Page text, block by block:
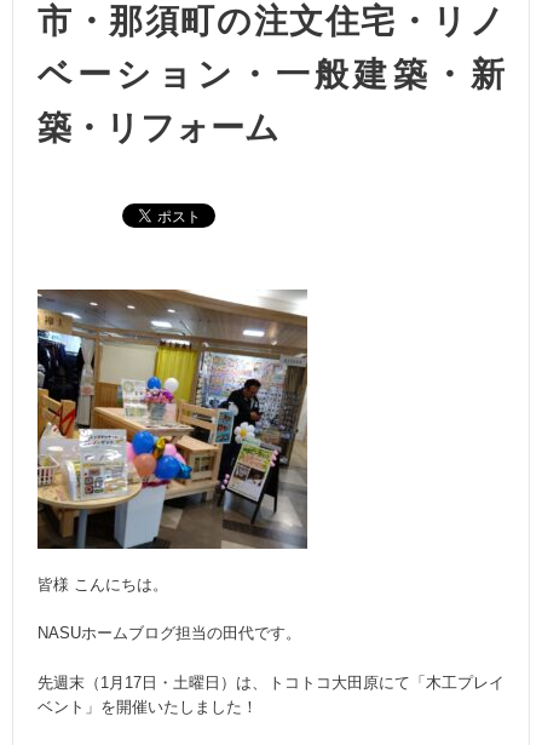
市・那須町の注文住宅・リノ
ベーション・一般建築・新
築・リフォーム
皆様 こんにちは。
NASUホームブログ担当の田代です。
先週末（1月17日・土曜日）は、トコトコ大田原にて「木工プレイ
ベント」を開催いたしました！